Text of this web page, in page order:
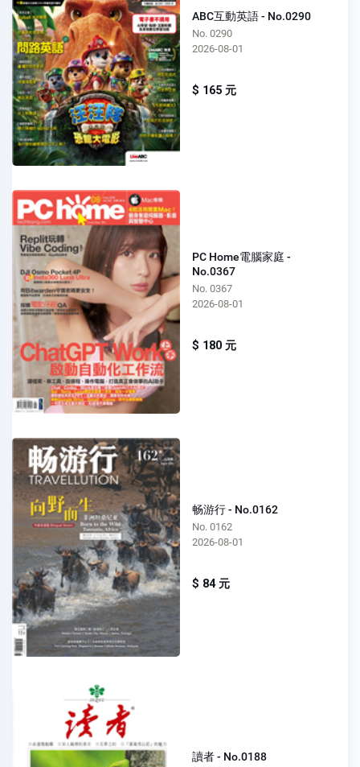
ABC互動英語 - No.0290
No. 0290
2026-08-01
$ 165 元
PC Home電腦家庭 -
No.0367
No. 0367
2026-08-01
$ 180 元
畅游行 - No.0162
No. 0162
2026-08-01
$ 84 元
讀者 - No.0188